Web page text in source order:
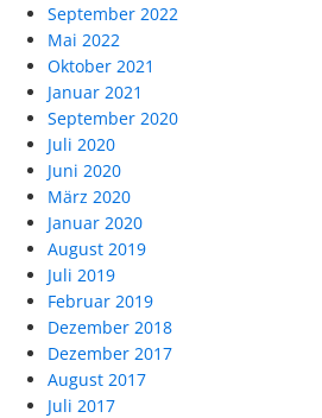
September 2022
Mai 2022
Oktober 2021
Januar 2021
September 2020
Juli 2020
Juni 2020
März 2020
Januar 2020
August 2019
Juli 2019
Februar 2019
Dezember 2018
Dezember 2017
August 2017
Juli 2017